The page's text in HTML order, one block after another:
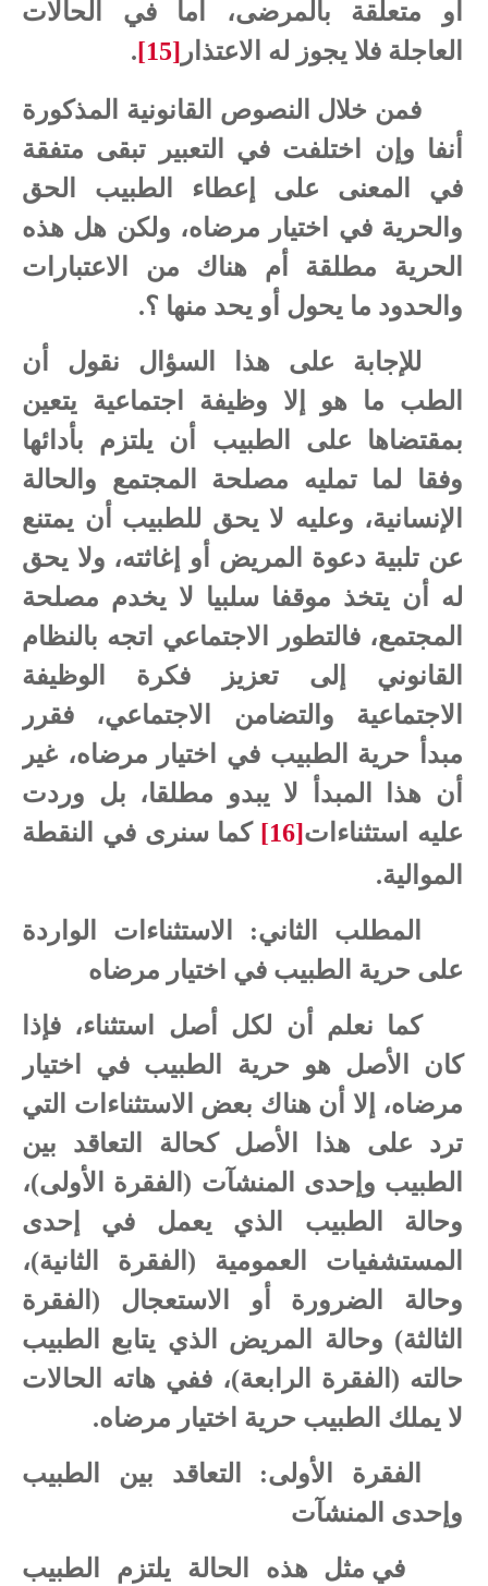
أو متعلقة بالمرضى، أما في الحالات
العاجلة فلا يجوز له الاعتذار [15]
.
فمن خلال النصوص القانونية المذكورة
أنفا وإن اختلفت في التعبير تبقى متفقة
في المعنى على إعطاء الطبيب الحق
والحرية في اختيار مرضاه، ولكن هل هذه
الحرية مطلقة أم هناك من الاعتبارات
والحدود ما يحول أو يحد منها ؟.
للإجابة على هذا السؤال نقول أن
الطب ما هو إلا وظيفة اجتماعية يتعين
بمقتضاها على الطبيب أن يلتزم بأدائها
وفقا لما تمليه مصلحة المجتمع والحالة
الإنسانية، وعليه لا يحق للطبيب أن يمتنع
عن تلبية دعوة المريض أو إغاثته، ولا يحق
له أن يتخذ موقفا سلبيا لا يخدم مصلحة
المجتمع، فالتطور الاجتماعي اتجه بالنظام
القانوني إلى تعزيز فكرة الوظيفة
الاجتماعية والتضامن الاجتماعي، فقرر
مبدأ حرية الطبيب في اختيار مرضاه، غير
أن هذا المبدأ لا يبدو مطلقا، بل وردت
عليه استثناءات[16] كما سنرى في النقطة
الموالية.
المطلب الثاني: الاستثناءات الواردة
على حرية الطبيب في اختيار مرضاه
كما نعلم أن لكل أصل استثناء، فإذا
كان الأصل هو حرية الطبيب في اختيار
مرضاه، إلا أن هناك بعض الاستثناءات التي
ترد على هذا الأصل كحالة التعاقد بين
الطبيب وإحدى المنشآت (الفقرة الأولى)،
وحالة الطبيب الذي يعمل في إحدى
المستشفيات العمومية (الفقرة الثانية)،
وحالة الضرورة أو الاستعجال (الفقرة
الثالثة) وحالة المريض الذي يتابع الطبيب
حالته (الفقرة الرابعة)، ففي هاته الحالات
لا يملك الطبيب حرية اختيار مرضاه.
الفقرة الأولى: التعاقد بين الطبيب
وإحدى المنشآت
في مثل هذه الحالة يلتزم الطبيب